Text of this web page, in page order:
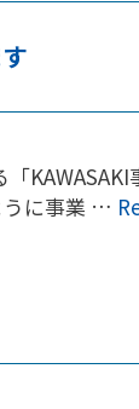
うに事業 …